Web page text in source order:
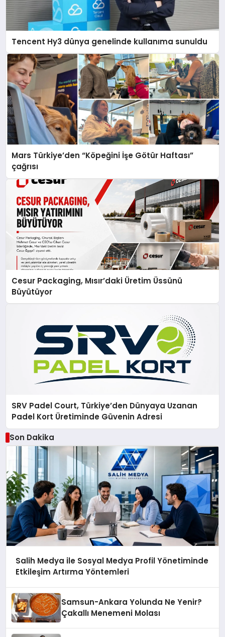
Tencent Hy3 dünya genelinde kullanıma sunuldu
Mars Türkiye’den “Köpeğini İşe Götür Haftası”
çağrısı
Cesur Packaging, Mısır’daki Üretim Üssünü
Büyütüyor
SRV Padel Court, Türkiye’den Dünyaya Uzanan
Padel Kort Üretiminde Güvenin Adresi
Son Dakika
Salih Medya ile Sosyal Medya Profil Yönetiminde
Etkileşim Artırma Yöntemleri
Samsun-Ankara Yolunda Ne Yenir?
Çakallı Menemeni Molası